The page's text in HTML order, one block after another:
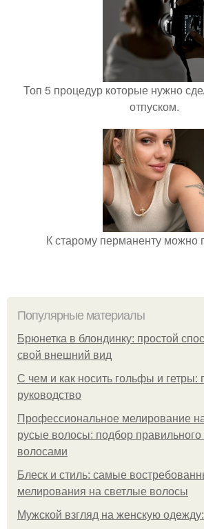
Топ 5 процедур которые нужно
отпуском.
К старому перманенту можно
Популярные материалы
Брюнетка в блондинку: простой
свой внешний вид
С чем и как носить гольфы и гетры:
руководство
Профессиональное мелирование
русые волосы: подбор правильного
волосами
Блеск и стиль: самые
мелирования на светлые волосы
Мужской взгляд на женскую